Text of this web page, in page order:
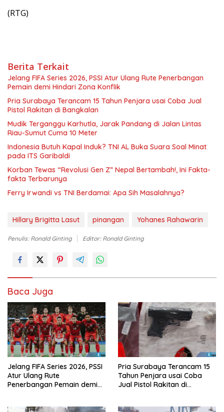
(RTG)
Berita Terkait
Jelang FIFA Series 2026, PSSI Atur Ulang Rute Penerbangan
Pemain demi Hindari Zona Konflik
Pria Surabaya Terancam 15 Tahun Penjara usai Coba Jual
Pistol Rakitan di Bangkalan
Mudik Terganggu Karhutla, Jarak Pandang di Jalan Lintas
Riau-Sumut Cuma 10 Meter
Indonesia Butuh Kapal Induk? TNI AL Buka Suara Soal Minat
pada ITS Garibaldi
Korban Tewas “Revolusi Gen Z” Nepal Bertambah!, Ini Fakta-
fakta Terbarunya
Ferry Irwandi vs TNI Berdamai: Apa Sih Masalahnya?
Hillary Brigitta Lasut pinangan Yohanes Rahawarin
Penulis: Ronald Ginting Editor: Ronald Ginting
Baca Juga
Jelang FIFA Series 2026, PSSI
Atur Ulang Rute
Penerbangan Pemain demi
Pria Surabaya Terancam 15
Tahun Penjara usai Coba
Jual Pistol Rakitan di